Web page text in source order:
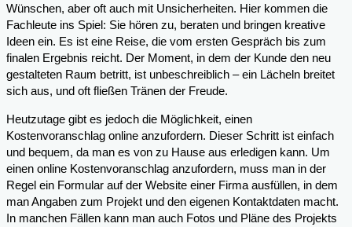
Wünschen, aber oft auch mit Unsicherheiten. Hier kommen die
Fachleute ins Spiel: Sie hören zu, beraten und bringen kreative
Ideen ein. Es ist eine Reise, die vom ersten Gespräch bis zum
finalen Ergebnis reicht. Der Moment, in dem der Kunde den neu
gestalteten Raum betritt, ist unbeschreiblich – ein Lächeln breitet
sich aus, und oft fließen Tränen der Freude.
Heutzutage gibt es jedoch die Möglichkeit, einen
Kostenvoranschlag online anzufordern. Dieser Schritt ist einfach
und bequem, da man es von zu Hause aus erledigen kann. Um
einen online Kostenvoranschlag anzufordern, muss man in der
Regel ein Formular auf der Website einer Firma ausfüllen, in dem
man Angaben zum Projekt und den eigenen Kontaktdaten macht.
In manchen Fällen kann man auch Fotos und Pläne des Projekts